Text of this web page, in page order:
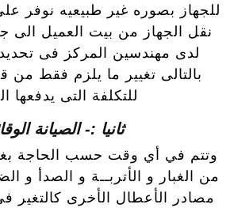
للجهاز بصوره غير طبيعيه نوفر
نقل الجهاز من بيت العميل الى
لدى مهندسين المركز فى
بالتالى تغيير ما يلزم فقط من
للتكلفة التى يدفعها
ثانيا :- الصيانة
وتتم في أي وقت حسب الحاجة
من الغبار و الأتربــة و الصدأ و
مصادر الأعطال الأخرى كالتغير